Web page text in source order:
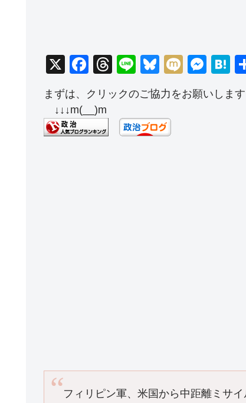
X
F
c
e
b
T
e
a
d
Li
e
Bl
u
e
sk
y
M
M
ss
H
e
まずは、クリックのご協力をお願いします
↓↓↓m(__)m
フィリピン軍、米国から中距離ミサ